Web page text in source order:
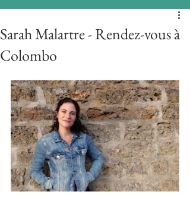
Sarah Malartre - Rendez-vous à
Colombo